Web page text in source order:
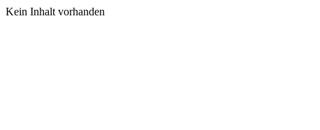
Kein Inhalt vorhanden